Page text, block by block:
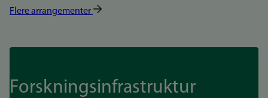
Flere arrangementer
Forskningsinfrastruktur